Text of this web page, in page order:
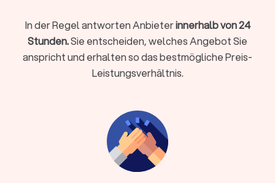
kompetenter Anwalt ist Ihr Partner in rechtlich schwierigen
Momenten.
So finden Sie den richtigen Rechtsanwalt
Fall. Diese Schritte helfen Ihnen bei der Suche:
Rechtsgebiet identifizieren
In der Regel antworten Anbieterinnerhalb von 24
Stunden.Sie entscheiden, welches Angebot Sie
anspricht und erhalten so das bestmögliche Preis-
Leistungsverhältnis.